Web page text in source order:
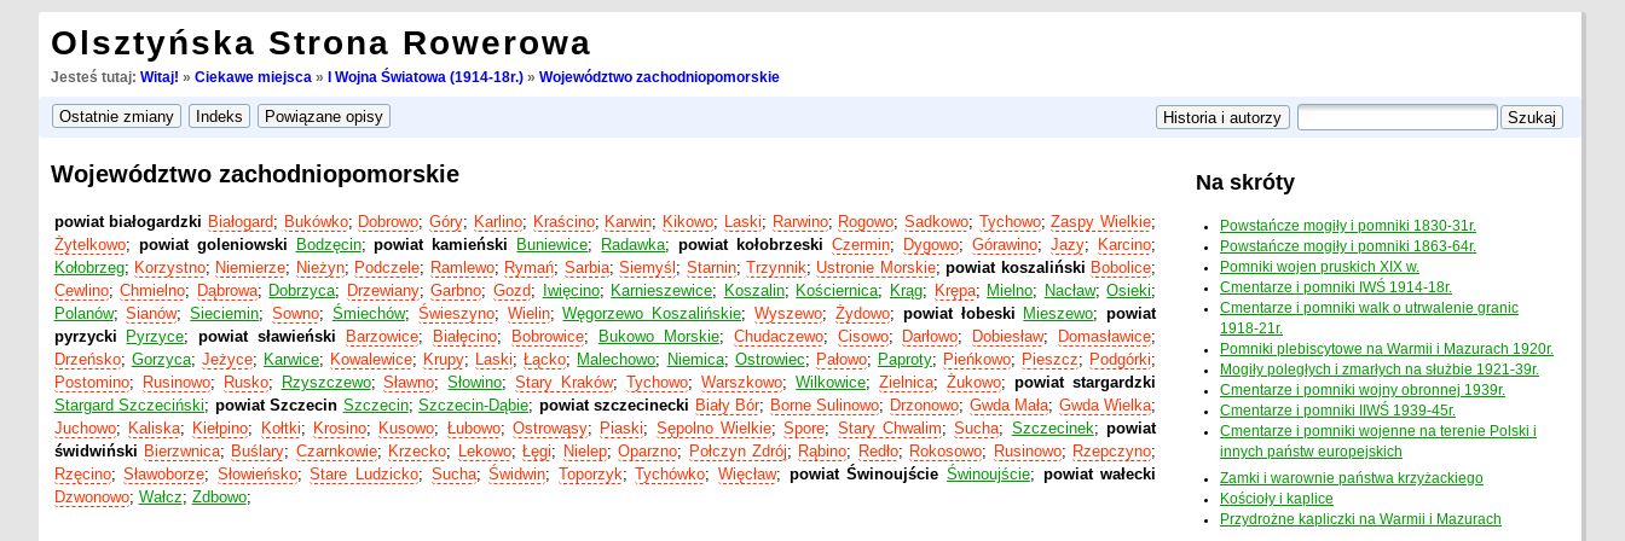
Olsztyńska Strona Rowerowa
Jesteś tutaj: Witaj! » Ciekawe miejsca » I Wojna Światowa (1914-18r.)» Województwo zachodniopomorskie
Województwo zachodniopomorskie
powiat białogardzki Białogard; Bukówko; Dobrowo;Góry; Karlino; Kraścino; Karwin; Kikowo; Laski; Rarwino; Rogowo; Sadkowo; Tychowo;Zaspy Wielkie;
Żytelkowo; powiat goleniowski Bodzęcin;powiat kamieński Buniewice; Radawka;powiat kołobrzeski Czermin; Dygowo;Górawino;Jazy; Karcino;
Kołobrzeg; Korzystno; Niemierze; Nieżyn; Podczele; Ramlewo; Rymań; Sarbia;Siemyśl ; Starnin; Trzynnik; Ustronie Morskie;powiat koszaliński Bobolice;
Cewlino;Chmielno; Dąbrowa; Dobrzyca; Drzewiany;Garbno;Gozd; Iwięcino; Karnieszewice; Koszalin; Kościernica; Krąg; Krępa; Mielno; Nacław;Osieki;
Polanów;Sianów;Sieciemin;Sowno; Śmiechów; Świeszyno; Wielin;Węgorzewo Koszalińskie;Wyszewo; Żydowo; powiat łobeski Mieszewo;powiat
pyrzycki
Pyrzyce;powiat sławieński Barzowice; Białęcino; Bobrowice; Bukowo Morskie; Chudaczewo; Cisowo; Darłowo; Dobiesław; Domasławice;
Drzeńsko; Gorzyca; Jeżyce; Karwice; Kowalewice; Krupy; Laski;Łącko; Malechowo; Niemica; Ostrowiec; Pałowo; Paproty; Pieńkowo; Pieszcz; Podgórki;
Postomino; Rusinowo; Rusko; Rzyszczewo;Sławno;Słowino;Stary Kraków;Tychowo;Warszkowo;Wilkowice;Zielnica;Żukowo;powiat stargardzki
Stargard Szczeciński; powiat Szczecin Szczecin;Szczecin-Dąbie; powiat szczecinecki Biały Bór; Borne Sulinowo; Drzonowo; Gwda Mała; Gwda Wielka;
Juchowo; Kaliska; Kiełpino; Kołtki; Krosino; Kusowo; Łubowo; Ostrowąsy; Piaski; Sępolno Wielkie;Spore; Stary Chwalim;Sucha; Szczecinek;powiat
świdwiński Bierzwnica; Buślary; Czarnkowie; Krzecko; Lekowo;Łęgi; Nielep;Oparzno; Połczyn Zdrój; Rąbino; Redło; Rokosowo; Rusinowo; Rzepczyno;
Rzęcino;Sławoborze; Słowieńsko;Stare Ludzicko; Sucha;Świdwin; Toporzyk;Tychówko;Więcław; powiat Świnoujście Świnoujście; powiat wałecki
Dzwonowo; Wałcz; Zdbowo;
Na skróty
Powstańcze mogiły i pomniki 1830-31r.
Powstańcze mogiły i pomniki 1863-64r.
Pomniki wojen pruskich XIX w.
Cmentarze i pomniki IWŚ 1914-18r.
Cmentarze i pomniki walk o utrwalenie granic
1918-21r.
Pomniki plebiscytowe na Warmii i Mazurach 1920r.
Mogiły poległych i zmarłych na służbie 1921-39r.
Cmentarze i pomniki wojny obronnej 1939r.
Cmentarze i pomniki IIWŚ 1939-45r.
Cmentarze i pomniki wojenne na terenie Polski i
innych państw europejskich
Zamki i warownie państwa krzyżackiego
Kościoły i kaplice
Przydrożne kapliczki na Warmii i Mazurach